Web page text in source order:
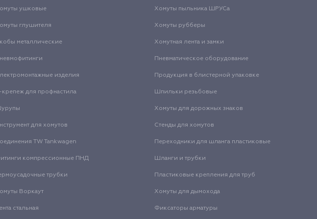
ушковые Хомуты пыльника ШРУСа
глушителя Хомуты рубберы
металлические Хомутная лента и замки
Пневматическое оборудование
изделия Продукция в блистерной упаковке
крепеж для профнастила Шпильки резьбовые
Хомуты для дорожных знаков
для хомутов Стенды для хомутов
TW Tankwagen Переходники для шланга пластиковые
компрессионные ПНД Шланги и трубки
трубки Пластиковые крепления для труб
Воркаут Хомуты для дымохода
стальная Фиксаторы арматуры